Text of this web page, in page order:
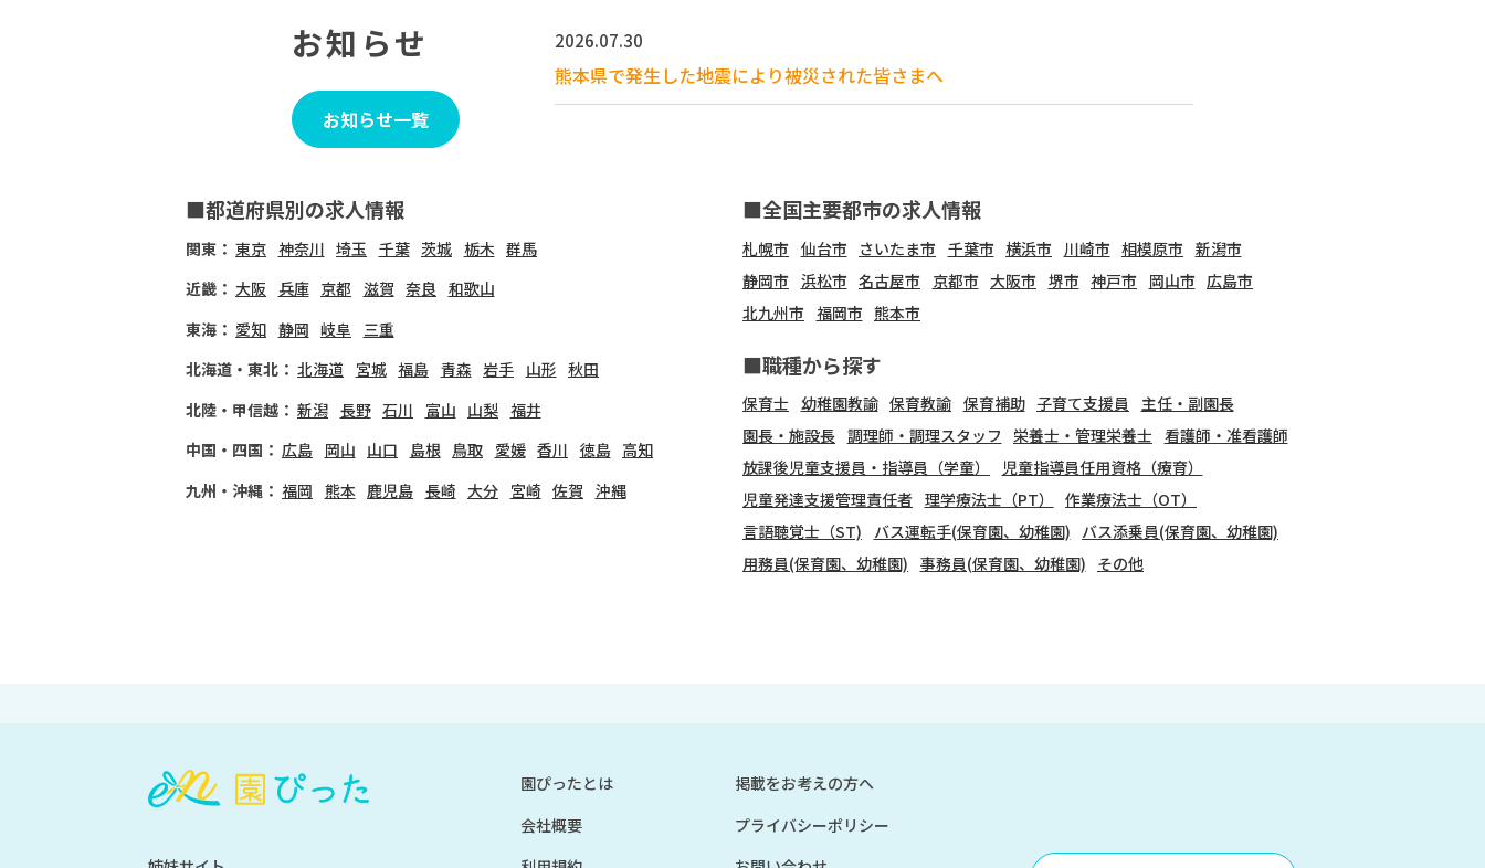
お知らせ
お知らせ一覧
2026.07.30
熊本県で発生した地震により被災された皆さまへ
■都道府県別の求人情報
関東： 東京 神奈川 埼玉 千葉 茨城 栃木 群馬
近畿： 大阪 兵庫 京都 滋賀 奈良 和歌山
東海： 愛知 静岡 岐阜
三重
北海道・東北： 北海道 宮城 福島 青森 岩手 山形 秋田
北陸・甲信越： 新潟 長野 石川 富山 山梨 福井
中国・四国： 広島 岡山 山口 島根 鳥取 愛媛 香川 徳島 高知
九州・沖縄： 福岡 熊本 鹿児島 長崎 大分 宮崎 佐賀 沖縄
■全国主要都市の求人情報
札幌市 仙台市 さいたま市 千葉市 横浜市 川崎市 相模原市 新潟市
静岡市 浜松市 名古屋市 京都市 大阪市 堺市 神戸市 岡山市 広島市
北九州市 福岡市 熊本市
■職種から探す
保育士 幼稚園教諭 保育教諭 保育補助 子育て支援員
主任・副園長
園長・施設長 調理師・調理スタッフ 栄養士・管理栄養士 看護師・准看護師
放課後児童支援員・指導員（学童）
児童指導員任用資格（療育）
児童発達支援管理責任者 理学療法士（PT）
作業療法士（OT）
言語聴覚士（ST)
バス運転手(保育園、幼稚園) バス添乗員(保育園、幼稚園)
用務員(保育園、幼稚園) 事務員(保育園、幼稚園) その他
園ぴったとは
掲載をお考えの方へ
会社概要
プライバシーポリシー